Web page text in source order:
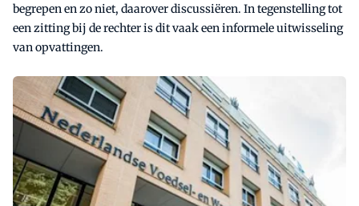
begrepen en zo niet, daarover discussiëren. In tegenstelling tot
een zitting bij de rechter is dit vaak een informele uitwisseling
van opvattingen.